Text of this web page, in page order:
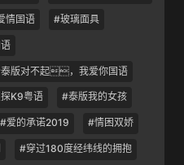
情国语 #玻璃面具
版对不起，我爱你国语
K9粤语 #泰版我的女孩
#爱的承诺2019 #情困双娇
#穿过180度经纬线的拥抱